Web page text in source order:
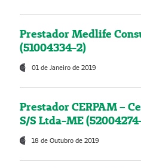
Prestador Medlife
(51004334-2)
01 de Janeiro de 2019
Prestador CERPAM –
S/S Ltda-ME
18 de Outubro de 2019